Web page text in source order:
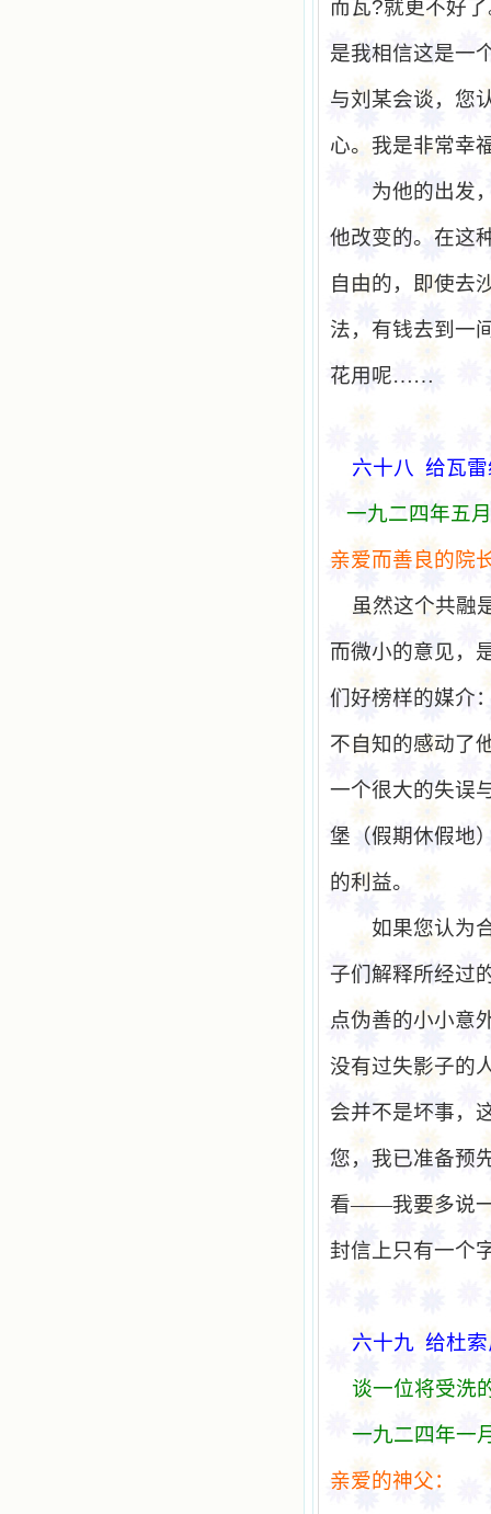
而瓦?就更不好
是我相信这是一
与刘某会谈，您
心。我是非常幸
为他的出发
他改变的。在这
自由的，即使去
法，有钱去到一
花用呢……
六十八 给瓦雷
一九二四年五
亲爱而善良的院
虽然这个共融
而微小的意见，
们好榜样的媒介
不自知的感动了
一个很大的失误
堡（假期休假地
的利益。
如果您认为
子们解释所经过
点伪善的小小意
没有过失影子的
会并不是坏事，
您，我已准备预
看——我要多说一
封信上只有一个
六十九 给杜
谈一位将受洗
一九二四年一
亲爱的神父：